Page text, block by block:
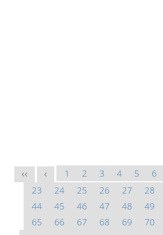
<< < 1 2 3 4 5 6
23
24 25 26 27 28
44
45 46 47 48 49
65
66 67 68 69 70